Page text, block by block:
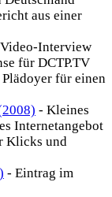
aus einer
Interview
für DCTP.TV
für einen
- Kleines
Internetangebot
Klicks und
- Eintrag im